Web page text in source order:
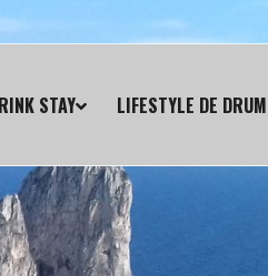
STAY LIFESTYLE DE DRUM